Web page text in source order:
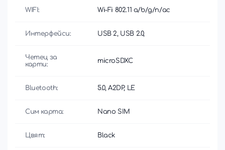
WIFI: Wi-Fi 802.11 a/b/g/n/ac
Интерфейси: USB 2, USB 2.0,
Четец за
карти:
microSDXC
Bluetooth: 5.0, A2DP, LE
Сим карта: Nano SIM
Цвят: Black